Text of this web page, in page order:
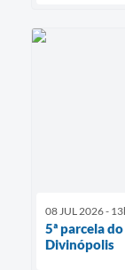
08 JUL 2026 -
5ª parcela
Divinópolis